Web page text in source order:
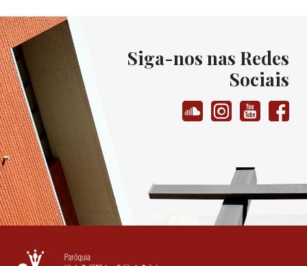
Siga-nos nas Redes
Sociais